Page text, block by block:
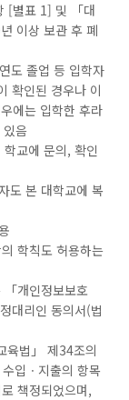
[별표 1] 및 「대
이상 보관 후 폐
도 졸업 등 입학자
확인된 경우나 이
에는 입학한 후라
음
교에 문의, 확인
도 본 대학교에 복
학칙도 허용하는
개인정보보호
대리인 동의서(법
육법」 제34조의
입ㆍ지출의 항목
책정되었으며,